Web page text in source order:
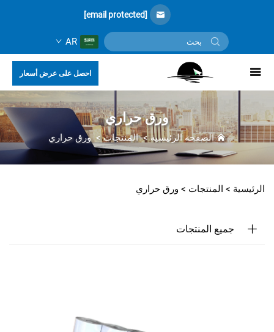
[email protected]
AR
احصل على عرض أسعار
ورق حراري
الصفحة الرئيسية>المنتجات>ورق حراري
الرئيسية > المنتجات > ورق حراري
جميع المنتجات